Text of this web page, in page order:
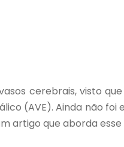
cerebrais, visto
(AVE). Ainda não
artigo que aborda